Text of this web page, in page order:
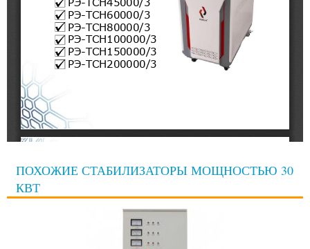
ПОХОЖИЕ СТАБИЛИЗАТОРЫ МОЩНОСТЬЮ 30
КВТ